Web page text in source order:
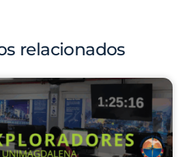
relacionados